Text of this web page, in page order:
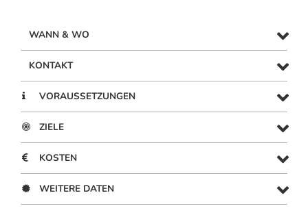
WANN & WO
KONTAKT
VORAUSSETZUNGEN
ZIELE
KOSTEN
WEITERE DATEN